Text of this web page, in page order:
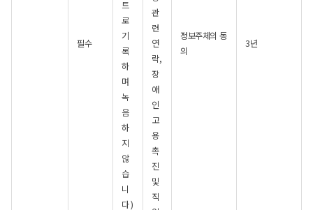
필수
트
로
기
록
하
며
녹
음
하
지
않
습
니
다 )
관
련
연
락,
장
애
인
고
용
촉
진
및
직
정보주체의 동
의
3년